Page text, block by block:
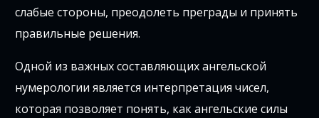
слабые стороны, преодолеть преграды и принять
правильные решения.
Одной из важных составляющих ангельской
нумерологии является интерпретация чисел,
которая позволяет понять, как ангельские силы